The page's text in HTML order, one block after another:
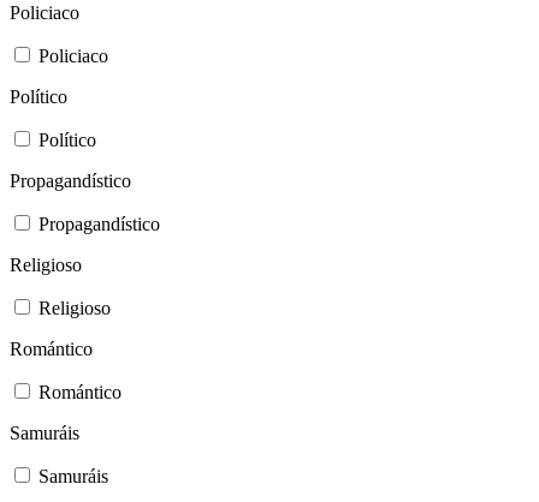
Policiaco
Policiaco
Político
Político
Propagandístico
Propagandístico
Religioso
Religioso
Romántico
Romántico
Samuráis
Samuráis